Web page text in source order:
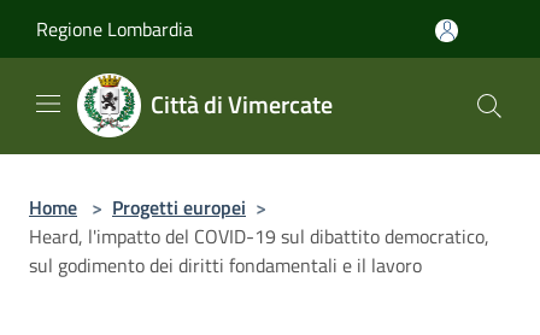
Regione Lombardia
Città di Vimercate
Home > Progetti europei >
Heard, l'impatto del COVID-19 sul dibattito democratico,
sul godimento dei diritti fondamentali e il lavoro